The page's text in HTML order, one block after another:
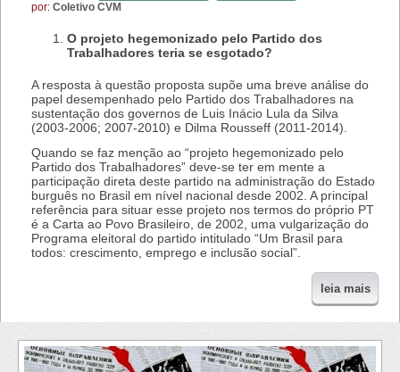
por: Coletivo CVM
O projeto hegemonizado pelo Partido dos
Trabalhadores teria se esgotado?
A resposta à questão proposta supõe uma breve análise do
papel desempenhado pelo Partido dos Trabalhadores na
sustentação dos governos de Luis Inácio Lula da Silva
(2003-2006; 2007-2010) e Dilma Rousseff (2011-2014).
Quando se faz menção ao “projeto hegemonizado pelo
Partido dos Trabalhadores” deve-se ter em mente a
participação direta deste partido na administração do Estado
burguês no Brasil em nível nacional desde 2002. A principal
referência para situar esse projeto nos termos do próprio PT
é a Carta ao Povo Brasileiro, de 2002, uma vulgarização do
Programa eleitoral do partido intitulado “Um Brasil para
todos: crescimento, emprego e inclusão social”.
leia mais